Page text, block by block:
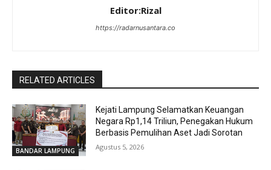
Editor:Rizal
https://radarnusantara.co
RELATED ARTICLES
BANDAR LAMPUNG
Kejati Lampung Selamatkan Keuangan
Negara Rp1,14 Triliun, Penegakan Hukum
Berbasis Pemulihan Aset Jadi Sorotan
Agustus 5, 2026